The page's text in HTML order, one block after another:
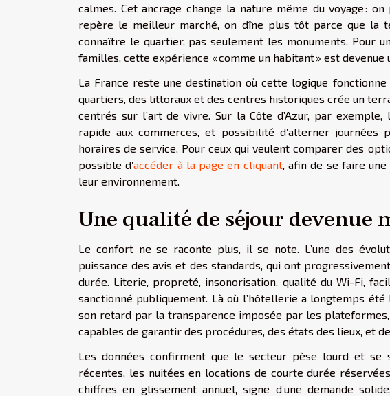
calmes. Cet ancrage change la nature même du voyage :
repère le meilleur marché, on dîne plus tôt parce que la
connaître le quartier, pas seulement les monuments. Pour
familles, cette expérience « comme un habitant » est devenue
La France reste une destination où cette logique
quartiers, des littoraux et des centres historiques crée un
centrés sur l’art de vivre. Sur la Côte d’Azur, par
rapide aux commerces, et possibilité d’alterner journées
horaires de service. Pour ceux qui veulent comparer des
possible d’accéder à la page en cliquant, afin de se faire
leur environnement.
Une qualité de séjour devenue
Le confort ne se raconte plus, il se note. L’une des
puissance des avis et des standards, qui ont
durée. Literie, propreté, insonorisation, qualité du Wi-Fi,
sanctionné publiquement. Là où l’hôtellerie a longtemps
son retard par la transparence imposée par les
capables de garantir des procédures, des états des lieux, et
Les données confirment que le secteur pèse lourd et se
récentes, les nuitées en locations de courte durée
chiffres en glissement annuel, signe d’une demande